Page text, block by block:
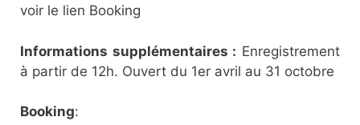
voir le lien Booking
Informations supplémentaires : Enregistrement
à partir de 12h. Ouvert du 1er avril au 31 octobre
Booking: